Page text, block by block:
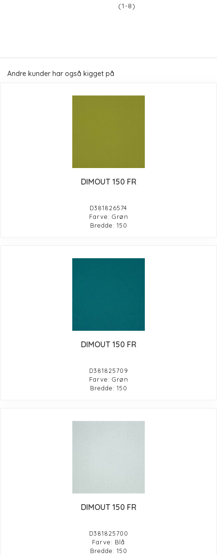
(1-8)
Andre kunder har også kigget på
DIMOUT 150 FR
D381826574
Farve: Grøn
Bredde: 150
DIMOUT 150 FR
D381825709
Farve: Grøn
Bredde: 150
DIMOUT 150 FR
D381825700
Farve: Blå
Bredde: 150